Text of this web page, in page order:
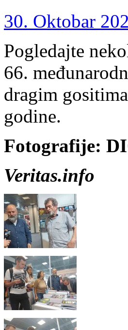
30. Oktobar
Pogledajte
66.
dragim
godine.
Fotografije:
Veritas.info